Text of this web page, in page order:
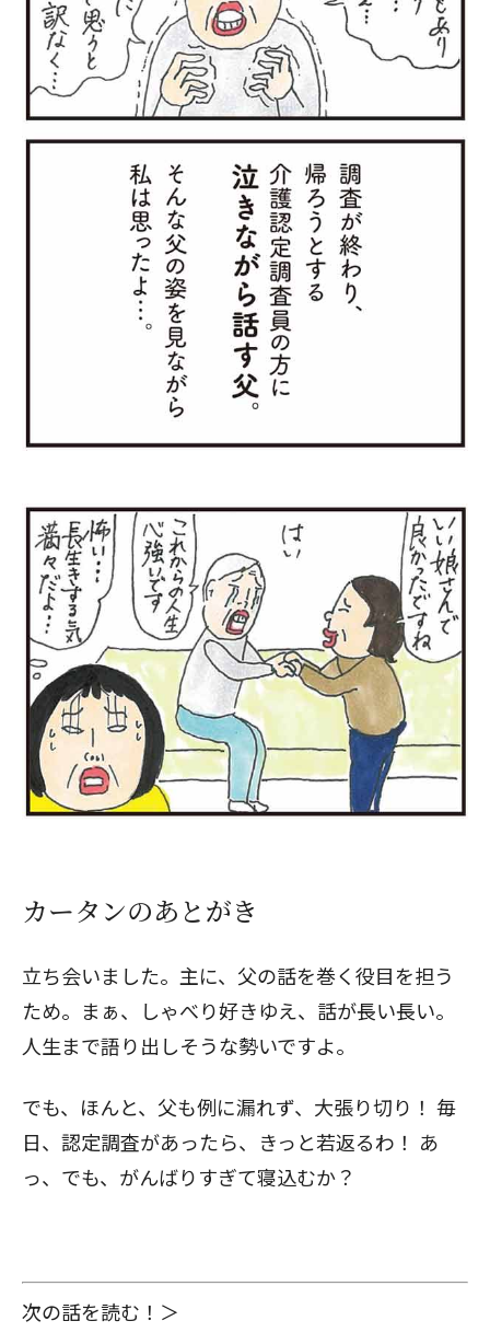
カータンのあとがき
立ち会いました。主に、父の話を巻く役目を担う
ため。まぁ、しゃべり好きゆえ、話が長い長い。
人生まで語り出しそうな勢いですよ。
でも、ほんと、父も例に漏れず、大張り切り！ 毎
日、認定調査があったら、きっと若返るわ！ あ
っ、でも、がんばりすぎて寝込むか？
次の話を読む！＞